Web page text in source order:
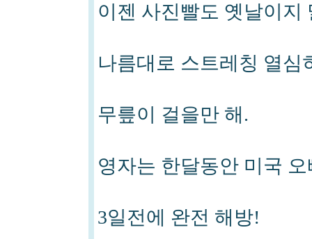
이젠 사진빨도 옛날이지
나름대로 스트레칭 열심
무릎이 걸을만 해.
영자는 한달동안 미국
3일전에 완전 해방!